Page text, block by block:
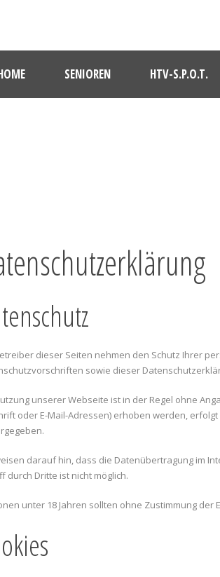
SENIOREN HTV-S.P.O.T.
dieser Seiten nehmen den Schutz Ihrer
sowie dieser
unserer Webseite ist in der Regel ohne
oder E-Mail-Adressen) erhoben werden,
darauf hin, dass die Datenübertragung im
durch Dritte ist nicht möglich.
unter 18 Jahren sollten ohne Zustimmung